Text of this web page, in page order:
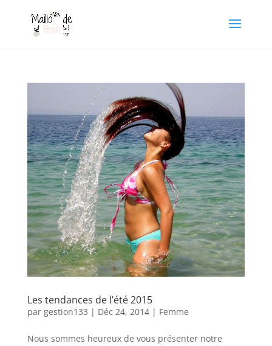
Les tendances de l’été 2015
par gestion133 | Déc 24, 2014| Femme
Nous sommes heureux de vous présenter notre